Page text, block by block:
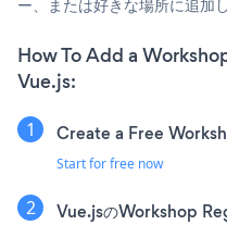
ー、または好きな場所に追加
How To Add a
Vue.js:
Create a Free
Start for free now
Vue.jsのWorkshop